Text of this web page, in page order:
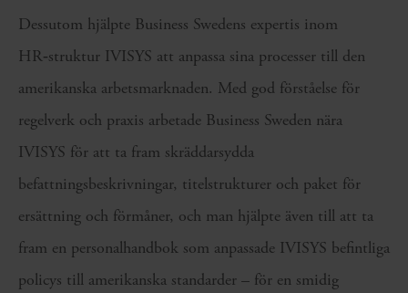
Dessutom hjälpte Business Swedens expertis inom
HR‑struktur IVISYS att anpassa sina processer till den
amerikanska arbetsmarknaden. Med god förståelse för
regelverk och praxis arbetade Business Sweden nära
IVISYS för att ta fram skräddarsydda
befattningsbeskrivningar, titelstrukturer och paket för
ersättning och förmåner, och man hjälpte även till att ta
fram en personalhandbok som anpassade IVISYS befintliga
policys till amerikanska standarder – för en smidig